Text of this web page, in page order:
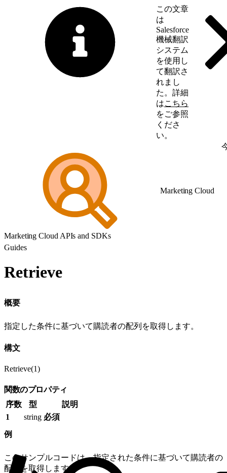
この文章
は
Salesforce
機械翻訳
システム
を使用し
て翻訳さ
れまし
た。詳細
はこちら
をご参照
くださ
い。
Marketing Cloud
Marketing Cloud APIs and SDKs
Guides
Retrieve
概要
指定した条件に基づいて購読者の配列を取得します。
構文
Retrieve(1)
関数のプロパティ
序数
型
説明
1
string 必須
例
このサンプルコードは、指定された条件に基づいて購読者の
配列を取得します。